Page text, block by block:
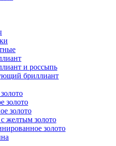
и россыпь
бриллиант
золото
золото
желтым золото
золото